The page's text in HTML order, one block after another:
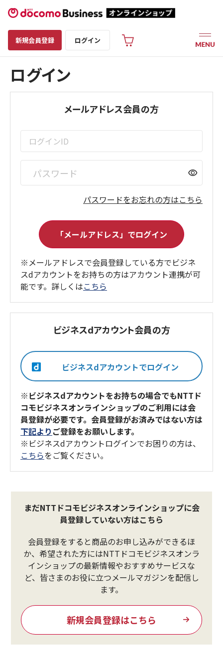
新規会員登録 ログイン
ログイン
メールアドレス会員の方
visibility
パスワードをお忘れの方はこちら
※メールアドレスで会員登録している方でビジネ
スdアカウントをお持ちの方はアカウント連携が可
能です。詳しくはこちら
ビジネスdアカウント会員の方
※ビジネスdアカウントをお持ちの場合でもNTTド
コモビジネスオンラインショップのご利用には会
員登録が必要です。会員登録がお済みではない方は
下記より ご登録をお願いします。
※ビジネスdアカウントログインでお困りの方は、
こちらをご覧ください。
まだNTTドコモビジネスオンラインショップに会
員登録していない方はこちら
会員登録をすると商品のお申し込みができるほ
か、希望された方にはNTTドコモビジネスオンラ
インショップの最新情報やおすすめサービスな
ど、皆さまのお役に立つメールマガジンを配信し
ます。
新規会員登録はこちら